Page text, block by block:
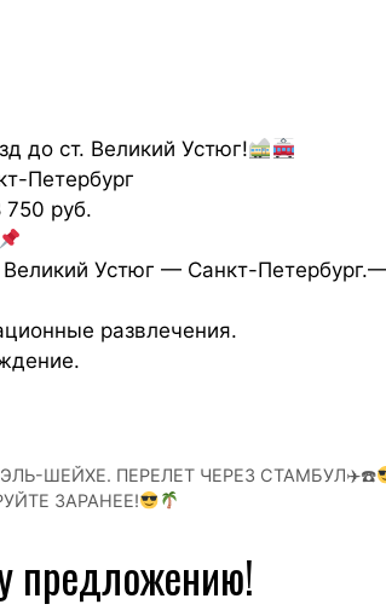
до ст. Великий Устюг!
Петербург
750 руб.
Устюг — Санкт-
развлечения.
ШЕЙХЕ. ПЕРЕЛЕТ ЧЕРЕЗ СТАМБУЛ✈☎
ЗАРАНЕЕ!
предложению!